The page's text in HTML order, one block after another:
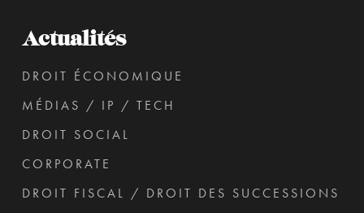
Actualités
DROIT ÉCONOMIQUE
MÉDIAS / IP / TECH
DROIT SOCIAL
CORPORATE
DROIT FISCAL / DROIT DES SUCCESSIONS